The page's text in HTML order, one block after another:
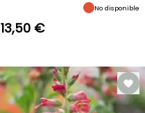
No disponible
13,50 €